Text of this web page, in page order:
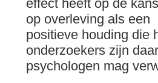
effect heeft op de kans
op overleving als een
positieve houding die
onderzoekers zijn
psychologen mag